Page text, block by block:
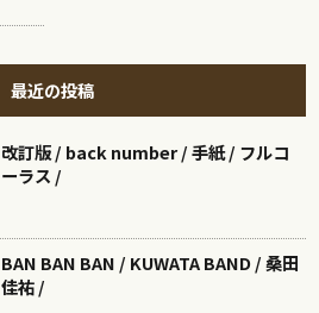
最近の投稿
改訂版 / back number / 手紙 / フルコ
ーラス /
BAN BAN BAN / KUWATA BAND / 桑田
佳祐 /